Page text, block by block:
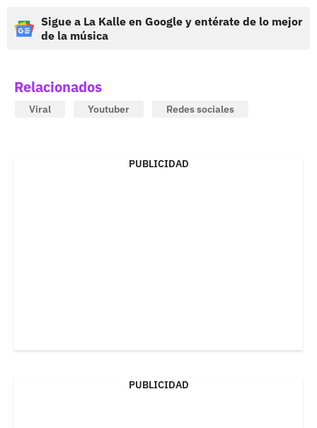
Sigue a La Kalle en Google y entérate de lo mejor
de la música
Relacionados
Viral Youtuber Redes sociales
PUBLICIDAD
PUBLICIDAD